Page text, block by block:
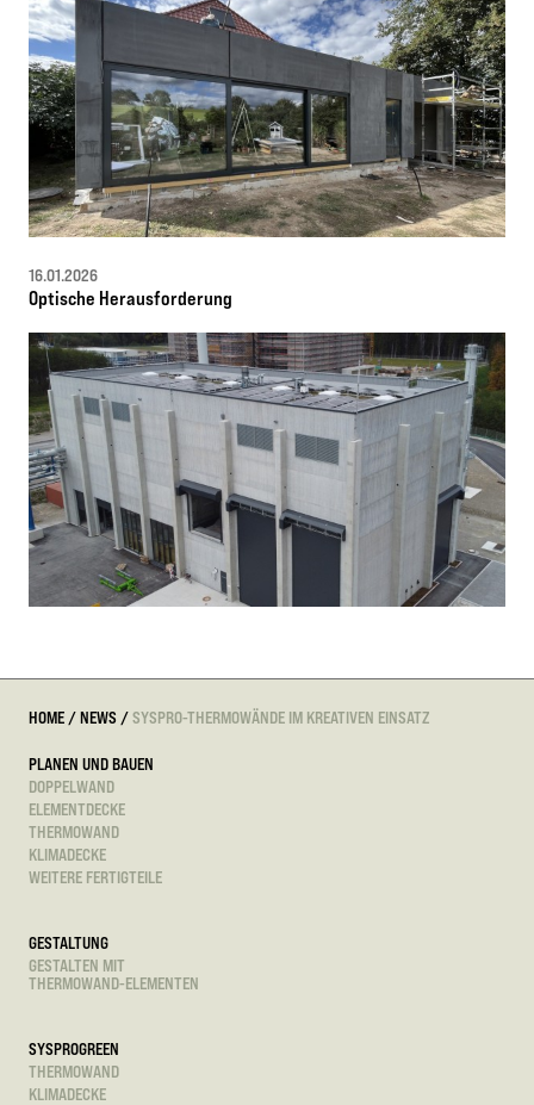
16.01.2026
Optische Herausforderung
HOME /NEWS /SYSPRO-THERMOWÄNDE IM KREATIVEN EINSATZ
PLANEN UND BAUEN
DOPPELWAND
ELEMENTDECKE
THERMOWAND
KLIMADECKE
WEITERE FERTIGTEILE
GESTALTUNG
GESTALTEN MIT
THERMOWAND-ELEMENTEN
SYSPROGREEN
THERMOWAND
KLIMADECKE